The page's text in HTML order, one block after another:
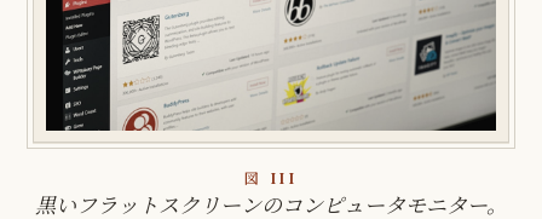
図 III
黒いフラットスクリーンのコンピュータモニター。